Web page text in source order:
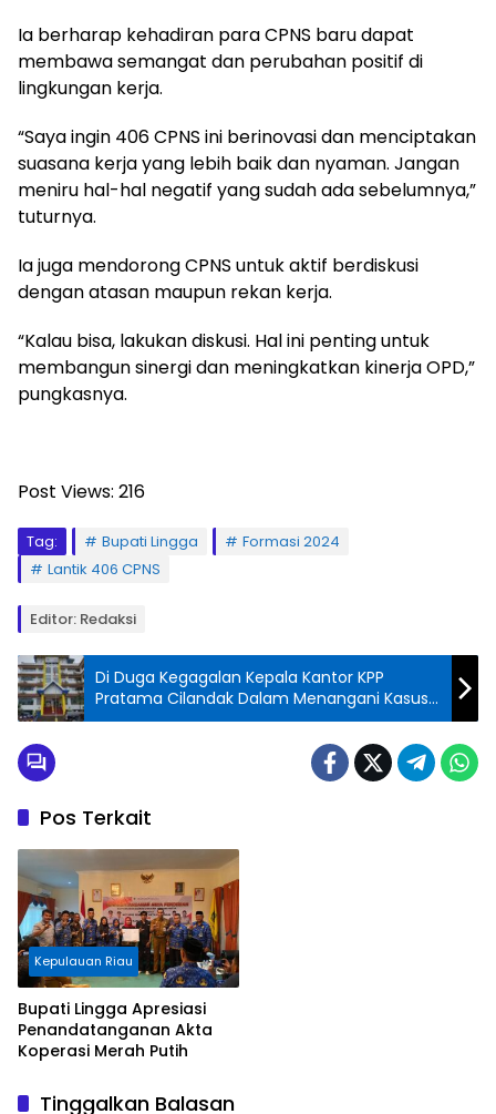
Ia berharap kehadiran para CPNS baru dapat
membawa semangat dan perubahan positif di
lingkungan kerja.
“Saya ingin 406 CPNS ini berinovasi dan menciptakan
suasana kerja yang lebih baik dan nyaman. Jangan
meniru hal-hal negatif yang sudah ada sebelumnya,”
tuturnya.
Ia juga mendorong CPNS untuk aktif berdiskusi
dengan atasan maupun rekan kerja.
“Kalau bisa, lakukan diskusi. Hal ini penting untuk
membangun sinergi dan meningkatkan kinerja OPD,”
pungkasnya.
Post Views: 216
Tag: Bupati Lingga
Formasi 2024
Lantik 406 CPNS
Editor: Redaksi
Di Duga Kegagalan Kepala Kantor KPP
Pratama Cilandak Dalam Menangani Kasus
DPO Karyawan
Pos Terkait
Kepulauan Riau
Bupati Lingga Apresiasi
Penandatanganan Akta
Koperasi Merah Putih
Tinggalkan Balasan